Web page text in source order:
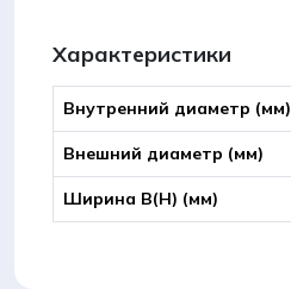
Характеристики
Внутренний диаметр (мм)
Внешний диаметр (мм)
Ширина B(Н) (мм)